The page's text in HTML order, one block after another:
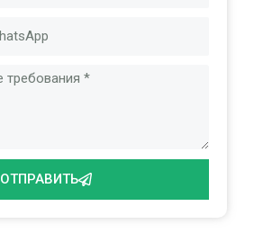
ОТПРАВИТЬ